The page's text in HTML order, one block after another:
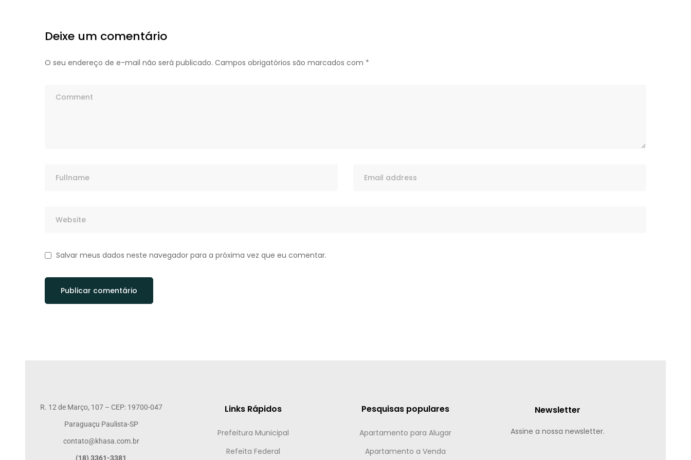
Deixe um comentário
O seu endereço de e-mail não será publicado. Campos obrigatórios são marcados com *
Salvar meus dados neste navegador para a próxima vez que eu comentar.
R. 12 de Março, 107 – CEP: 19700-047
Paraguaçu Paulista-SP
contato@khasa.com.br
(18) 3361-3381
Links Rápidos
Prefeitura Municipal
Refeita Federal
Pesquisas populares
Apartamento para Alugar
Apartamento a Venda
Newsletter
Assine a nossa newsletter.